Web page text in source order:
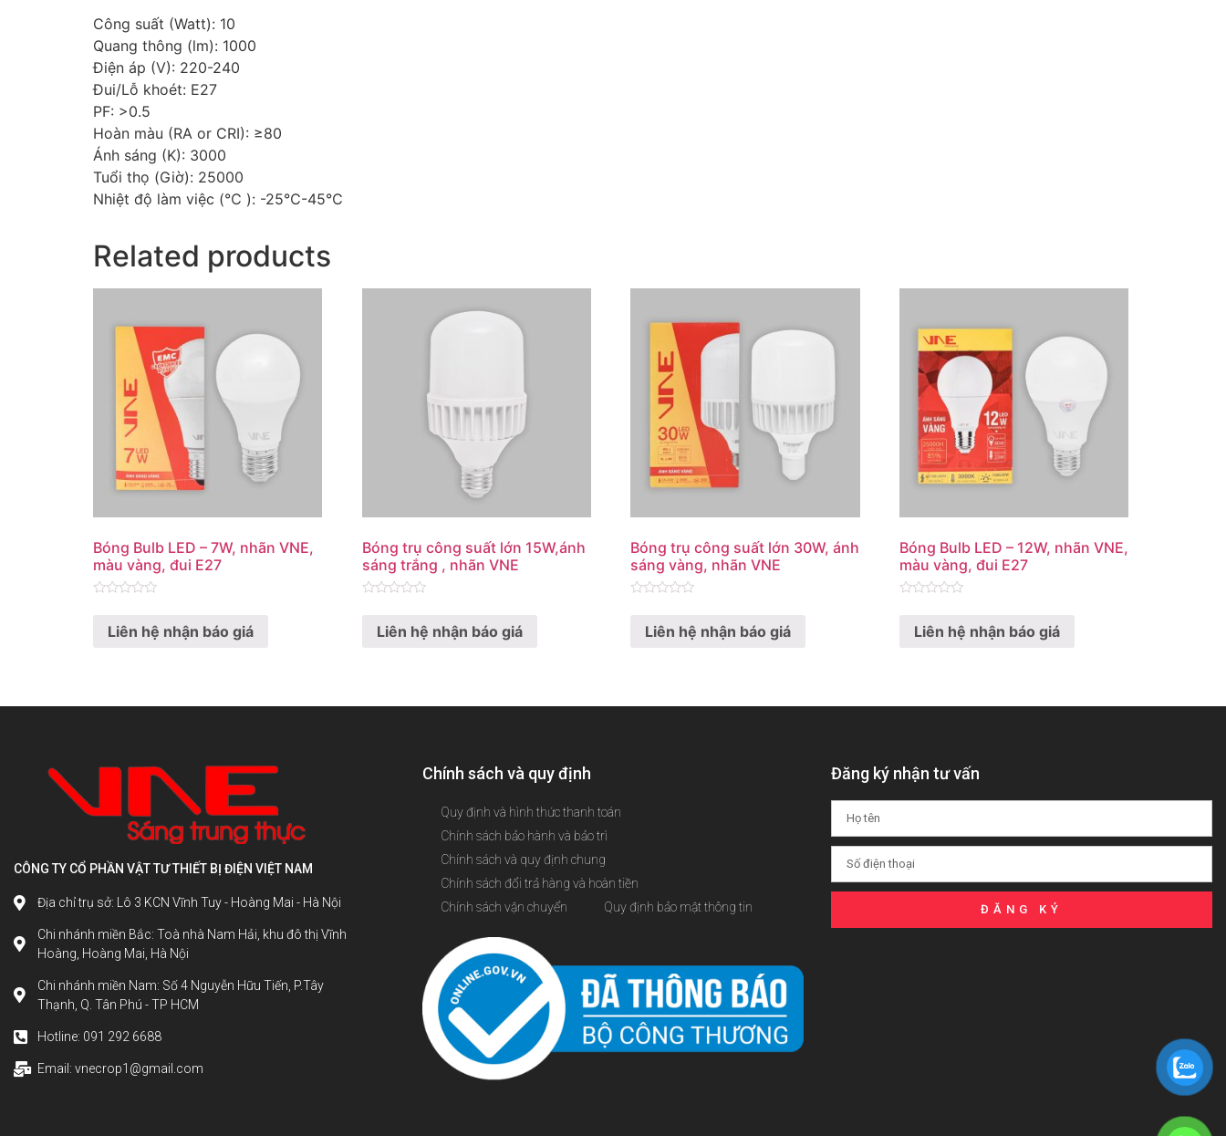
Công suất (Watt): 10
Quang thông (lm): 1000
Điện áp (V): 220-240
Đui/Lỗ khoét: E27
PF: >0.5
Hoàn màu (RA or CRI): ≥80
Ánh sáng (K): 3000
Tuổi thọ (Giờ): 25000
Nhiệt độ làm việc (℃ ): -25℃-45℃
Related products
Bóng Bulb LED – 7W, nhãn VNE,
màu vàng, đui E27
outLiên hệ nhận báo giá
Bóng trụ công suất lớn 15W,ánh
sáng trắng , nhãn VNE
outLiên hệ nhận báo giá
Bóng trụ công suất lớn 30W, ánh
sáng vàng, nhãn VNE
outLiên hệ nhận báo giá
Bóng Bulb LED – 12W, nhãn VNE,
màu vàng, đui E27
outLiên hệ nhận báo giá
CÔNG TY CỔ PHẦN VẬT TƯ THIẾT BỊ ĐIỆN VIỆT NAM
Địa chỉ trụ sở: Lô 3 KCN Vĩnh Tuy - Hoàng Mai - Hà Nội
Chi nhánh miền Bắc: Toà nhà Nam Hải, khu đô thị Vĩnh
Hoàng, Hoàng Mai, Hà Nội
Chi nhánh miền Nam: Số 4 Nguyễn Hữu Tiến, P.Tây
Thạnh, Q. Tân Phú - TP HCM
Hotline: 091 292 6688
Email: vnecrop1@gmail.com
Chính sách và quy định
Quy định và hình thức thanh toán
Chính sách bảo hành và bảo trì
Chính sách và quy định chung
Chính sách đổi trả hàng và hoàn tiền
Chính sách vận chuyển
Quy định bảo mật thông tin
Đăng ký nhận tư vấn
ĐĂNG KÝ